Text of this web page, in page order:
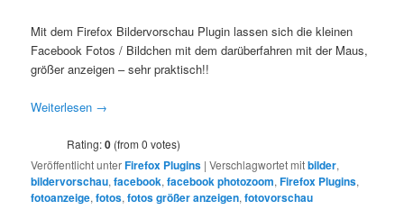
Mit dem Firefox Bildervorschau Plugin lassen sich die kleinen
Facebook Fotos / Bildchen mit dem darüberfahren mit der Maus,
größer anzeigen – sehr praktisch!!
Weiterlesen →
Rating:0 (from 0 votes)
Veröffentlicht unterFirefox Plugins |Verschlagwortet mitbilder,
bildervorschau,facebook,facebook photozoom,Firefox Plugins,
fotoanzeige,fotos,fotos größer anzeigen,fotovorschau